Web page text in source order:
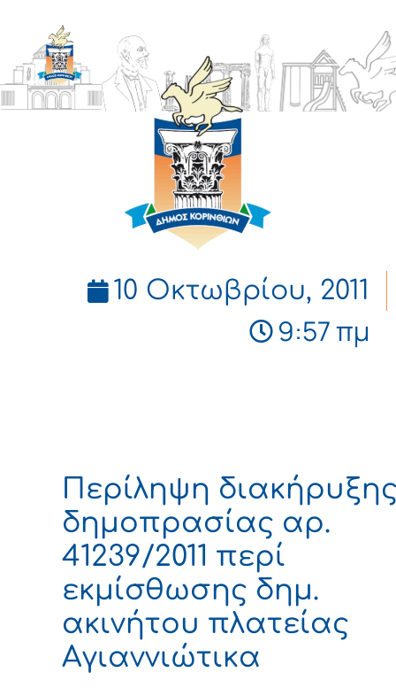
ΔΗΜΟΣ
ΚΟΡΙΝΘΙΩΝ
10 Οκτωβρίου, 2011
9:57 πμ
Περίληψη
δημοπρασίας αρ.
41239/2011 περί
εκμίσθωσης δημ.
ακινήτου πλατείας
Αγιαννιώτικα